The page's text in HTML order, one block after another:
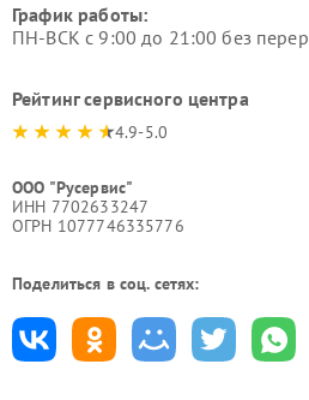
График работы:
ПН-ВСК с 9:00 до 21:00 без
Рейтинг сервисного центра
4.9-5.0
ООО "Русервис"
ИНН 7702633247
ОГРН 1077746335776
Поделиться в соц. сетях: